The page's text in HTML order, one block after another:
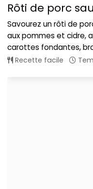
Rôti de porc
Savourez un rôti de
aux pommes et cidre,
carottes fondantes,
Recette facile